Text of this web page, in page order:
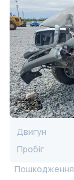
Двигун
Пробіг
Пошкодження